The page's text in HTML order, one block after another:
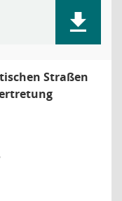
Straßen